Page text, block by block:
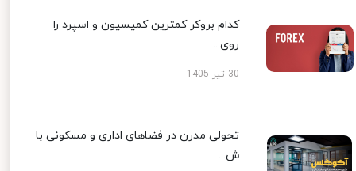
کدام بروکر کمترین کمیسیون و اسپرد را
روی...
30 تیر 1405
تحولی مدرن در فضاهای اداری و مسکونی با
ش...